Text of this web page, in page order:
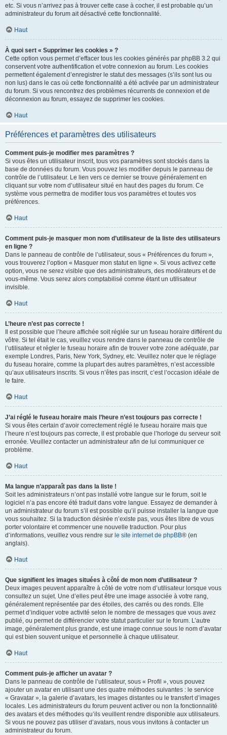
etc. Si vous n’arrivez pas à trouver cette case à cocher, il est probable qu’un
administrateur du forum ait désactivé cette fonctionnalité.
Haut
À quoi sert « Supprimer les cookies » ?
Cette option vous permet d’effacer tous les cookies générés par phpBB 3.2 qui
conservent votre authentification et votre connexion au forum. Les cookies
permettent également d’enregistrer le statut des messages (s’ils sont lus ou
non lus) dans le cas où cette fonctionnalité a été activée par un administrateur
du forum. Si vous rencontrez des problèmes récurrents de connexion et de
déconnexion au forum, essayez de supprimer les cookies.
Haut
Préférences et paramètres des utilisateurs
Comment puis-je modifier mes paramètres ?
Si vous êtes un utilisateur inscrit, tous vos paramètres sont stockés dans la
base de données du forum. Vous pouvez les modifier depuis le panneau de
contrôle de l’utilisateur. Le lien vers ce dernier se trouve généralement en
cliquant sur votre nom d’utilisateur situé en haut des pages du forum. Ce
système vous permettra de modifier tous vos paramètres et toutes vos
préférences.
Haut
Comment puis-je masquer mon nom d’utilisateur de la liste des utilisateurs
en ligne ?
Dans le panneau de contrôle de l’utilisateur, sous « Préférences du forum »,
vous trouverez l’option « Masquer mon statut en ligne ». Si vous activez cette
option, vous ne serez visible que des administrateurs, des modérateurs et de
vous-même. Vous serez alors comptabilisé comme étant un utilisateur
invisible.
Haut
L’heure n’est pas correcte !
Il est possible que l’heure affichée soit réglée sur un fuseau horaire différent du
vôtre. Si tel était le cas, veuillez vous rendre dans le panneau de contrôle de
l’utilisateur et régler le fuseau horaire afin de trouver votre zone adéquate, par
exemple Londres, Paris, New York, Sydney, etc. Veuillez noter que le réglage
du fuseau horaire, comme la plupart des autres paramètres, n’est accessible
qu’aux utilisateurs inscrits. Si vous n’êtes pas inscrit, c’est l’occasion idéale de
le faire.
Haut
J’ai réglé le fuseau horaire mais l’heure n’est toujours pas correcte !
Si vous êtes certain d’avoir correctement réglé le fuseau horaire mais que
l’heure n’est toujours pas correcte, il est probable que l’horloge du serveur soit
erronée. Veuillez contacter un administrateur afin de lui communiquer ce
problème.
Haut
Ma langue n’apparaît pas dans la liste !
Soit les administrateurs n’ont pas installé votre langue sur le forum, soit le
logiciel n’a pas encore été traduit dans votre langue. Essayez de demander à
un administrateur du forum s’il est possible qu’il puisse installer la langue que
vous souhaitez. Si la traduction désirée n’existe pas, vous êtes libre de vous
porter volontaire et commencer une nouvelle traduction. Pour plus
d’informations, veuillez vous rendre sur le site internet de phpBB® (en
anglais).
Haut
Que signifient les images situées à côté de mon nom d’utilisateur ?
Deux images peuvent apparaître à côté de votre nom d’utilisateur lorsque vous
consultez un sujet. Une d’elles peut être une image associée à votre rang,
généralement représentée par des étoiles, des carrés ou des ronds. Elle
permet d’indiquer votre activité selon le nombre de messages que vous avez
publié, ou permet de différencier votre statut particulier sur le forum. L’autre
image, généralement plus grande, est une image connue sous le nom d’avatar
qui est bien souvent unique et personnelle à chaque utilisateur.
Haut
Comment puis-je afficher un avatar ?
Dans le panneau de contrôle de l’utilisateur, sous « Profil », vous pouvez
ajouter un avatar en utilisant une des quatre méthodes suivantes : le service
« Gravatar », la galerie d’avatars, les images distantes ou le transfert d’images
locales. Les administrateurs du forum peuvent activer ou non la fonctionnalité
des avatars et des méthodes qu’ils veuillent rendre disponible aux utilisateurs.
Si vous ne pouvez pas utiliser d’avatars, nous vous invitons à contacter un
administrateur du forum.